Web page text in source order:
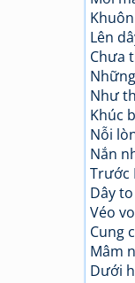
Lên
Chưa
Như
Khúc
Nỗi
Nắn
Trước
Dây
Véo
Cung
Mâm
Dưới